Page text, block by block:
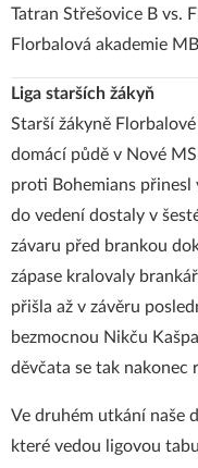
Tatran Střešovice B vs.
Florbalová akademie
Liga starších žákyň
Starší žákyně
domácí půdě v Nové
proti Bohemians přinesl
do vedení dostaly v
závaru před brankou
zápase kralovaly
přišla až v závěru
bezmocnou Nikču
děvčata se tak nakonec
Ve druhém utkání naše
které vedou ligovou